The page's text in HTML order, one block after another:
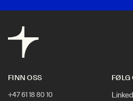
FINN OSS
+47 61 18 80 10
FØLG